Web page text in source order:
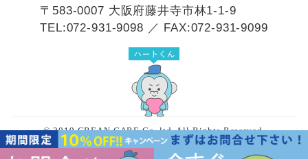
〒583-0007 大阪府藤井寺市林1-1-9
TEL:072-931-9098 ／ FAX:072-931-9099
© 2019 CREAN CARE Co.,ltd. All Rights Reserved.